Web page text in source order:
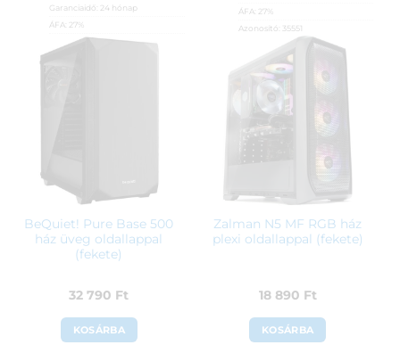
Garanciaidő:
24 hónap
ÁFA:
27%
Azonosító:
26237
ÁFA:
27%
Azonosító:
35551
37 790
BeQuiet! Pure Base 500
ház üveg oldallappal
(fekete)
32 790 Ft
KOSÁRBA
Zalman N5 MF RGB ház
plexi oldallappal (fekete)
18 890 Ft
KOSÁRBA